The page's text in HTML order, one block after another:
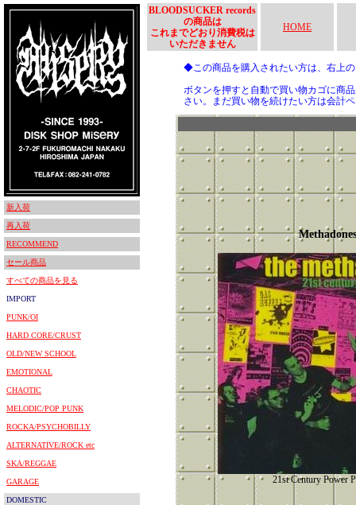
新入荷
再入荷
RECOMMEND
セール商品
すべての商品を見る
IMPORT
PUNK/OI
HARD CORE/CRUST
OLD/NEW SCHOOL
EMOTIONAL
CHAOTIC
MELODIC/POP PUNK
ROCKA/PSYCHOBILLY
ALTERNATIVE/ROCK etc
SKA/REGGAE
GARAGE
DOMESTIC
BLOODSUCKER records
の商品は
これまでどおり消費税は
いただきません
HOME
◆この商品を購入されたい方は、右上
ボタンを押すと自動で買い物カゴに商
さい。まだ買い物を続けたい方は会計
Methadones
21st Century Power